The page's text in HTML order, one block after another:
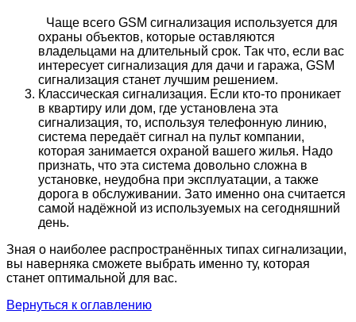
Чаще всего GSM сигнализация используется для
охраны объектов, которые оставляются
владельцами на длительный срок. Так что, если вас
интересует сигнализация для дачи и гаража, GSM
сигнализация станет лучшим решением.
Классическая сигнализация. Если кто-то проникает
в квартиру или дом, где установлена эта
сигнализация, то, используя телефонную линию,
система передаёт сигнал на пульт компании,
которая занимается охраной вашего жилья. Надо
признать, что эта система довольно сложна в
установке, неудобна при эксплуатации, а также
дорога в обслуживании. Зато именно она считается
самой надёжной из используемых на сегодняшний
день.
Зная о наиболее распространённых типах сигнализации,
вы наверняка сможете выбрать именно ту, которая
станет оптимальной для вас.
Вернуться к оглавлению